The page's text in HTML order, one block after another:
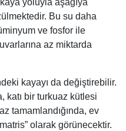
Bu su daha
ve fosfor ile
az miktarda
kayayı da değiştirebilir.
katı bir turkuaz kütlesi
tamamlandığında, ev
olarak görünecektir.